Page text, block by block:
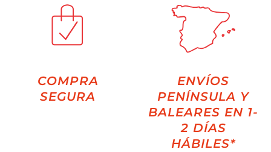
COMPRA
SEGURA
ENVÍOS
PENÍNSULA Y
BALEARES EN 1-
2 DÍAS
HÁBILES*